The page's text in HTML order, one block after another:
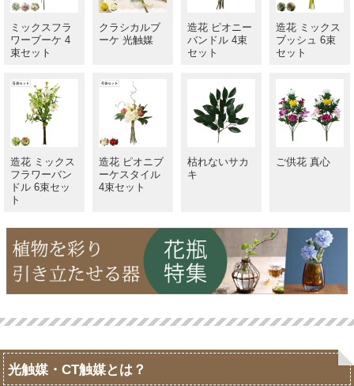
ミックスフラ
ワーブーケ 4
束セット
クラシカルブ
ーケ 光触媒
造花 ピオニー
バンドル 4束
セット
造花 ミックス
ブッシュ 6束
セット
造花 ミックス
フラワーバン
ドル 6束セッ
ト
造花 ピオニブ
ーケスタイル
4束セット
枯れないサカ
キ
ご供花 真心
光触媒・CT触媒とは？